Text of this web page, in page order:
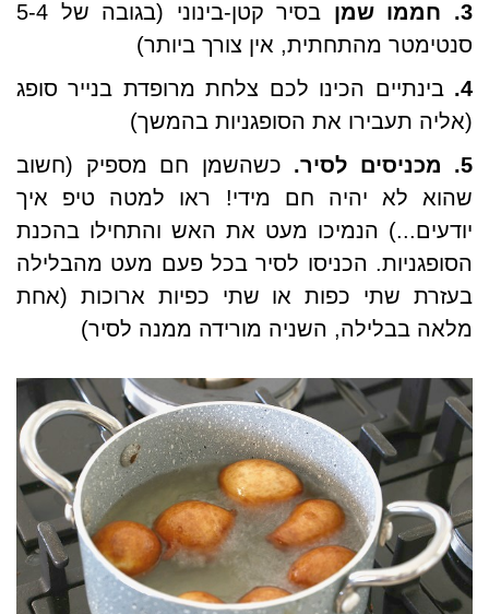
3.
חממו שמן
בסיר קטן-בינוני (בגובה של 5-4
סנטימטר מהתחתית, אין צורך ביותר)
4.
בינתיים הכינו לכם צלחת מרופדת בנייר סופג
(אליה תעבירו את הסופגניות בהמשך)
5. מכניסים לסיר.
כשהשמן חם מספיק (חשוב
שהוא לא יהיה חם מידי! ראו למטה טיפ איך
יודעים...) הנמיכו מעט את האש והתחילו בהכנת
הסופגניות. הכניסו לסיר בכל פעם מעט מהבלילה
בעזרת שתי כפות או שתי כפיות ארוכות (אחת
מלאה בבלילה, השניה מורידה ממנה לסיר)